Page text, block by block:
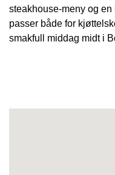
steakhouse-meny og
passer både for
smakfull middag midt i